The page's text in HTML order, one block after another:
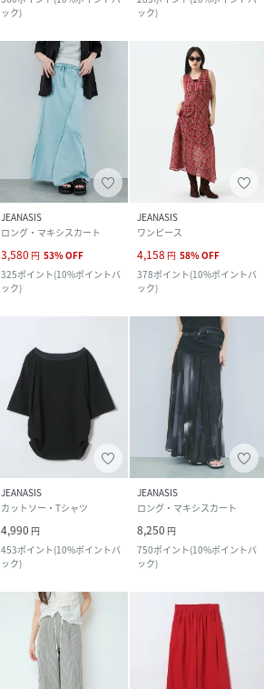
ック)
ック)
JEANASIS
ロング・マキシスカート
3,580 円 53%OFF
325ポイント(10%ポイントバ
ック)
JEANASIS
ワンピース
4,158 円 58%OFF
378ポイント(10%ポイントバ
ック)
JEANASIS
カットソー・Tシャツ
4,990 円
453ポイント(10%ポイントバ
ック)
JEANASIS
ロング・マキシスカート
8,250 円
750ポイント(10%ポイントバ
ック)